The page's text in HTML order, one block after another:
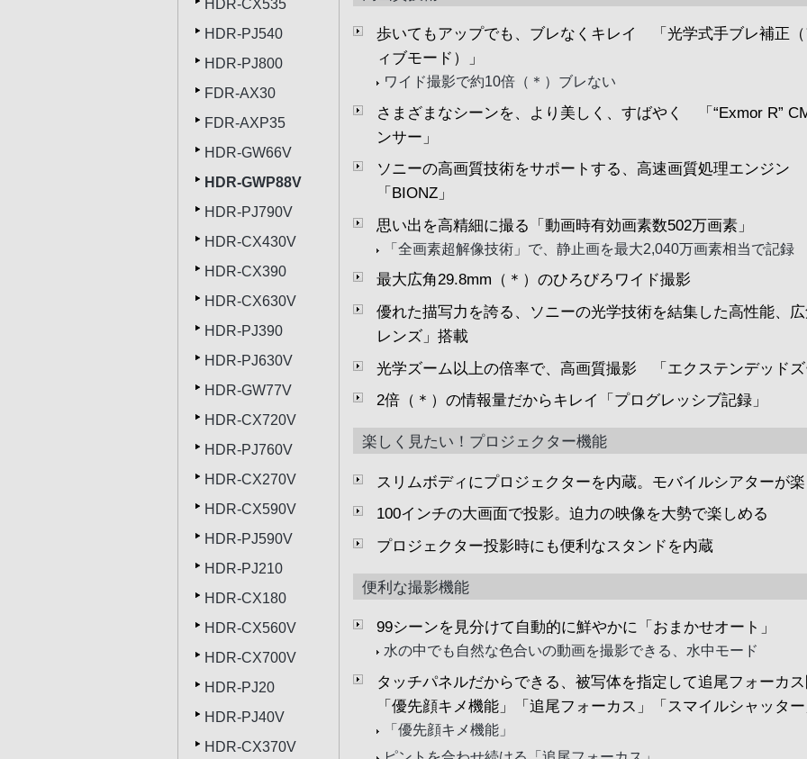
HDR-CX535
HDR-PJ540
HDR-PJ800
FDR-AX30
FDR-AXP35
HDR-GW66V
HDR-GWP88V
HDR-PJ790V
HDR-CX430V
HDR-CX390
HDR-CX630V
HDR-PJ390
HDR-PJ630V
HDR-GW77V
HDR-CX720V
HDR-PJ760V
HDR-CX270V
HDR-CX590V
HDR-PJ590V
HDR-PJ210
HDR-CX180
HDR-CX560V
HDR-CX700V
HDR-PJ20
HDR-PJ40V
HDR-CX370V
歩いてもアップでも、ブレなくキレイ 「光学式手ブレ補正
ィブモード）」
ワイド撮影で約10倍（＊）ブレない
さまざまなシーンを、より美しく、すばやく 「“Exmor R”
ンサー」
ソニーの高画質技術をサポートする、高速画質処理エンジン
「BIONZ」
思い出を高精細に撮る「動画時有効画素数502万画素」
「全画素超解像技術」で、静止画を最大2,040万画素相当で記録
最大広角29.8mm（＊）のひろびろワイド撮影
優れた描写力を誇る、ソニーの光学技術を結集した高性能、
レンズ」搭載
光学ズーム以上の倍率で、高画質撮影 「エクステンデッドズ
2倍（＊）の情報量だからキレイ「プログレッシブ記録」
楽しく見たい！プロジェクター機能
スリムボディにプロジェクターを内蔵。モバイルシアターが
100インチの大画面で投影。迫力の映像を大勢で楽しめる
プロジェクター投影時にも便利なスタンドを内蔵
便利な撮影機能
99シーンを見分けて自動的に鮮やかに「おまかせオート」
水の中でも自然な色合いの動画を撮影できる、水中モード
タッチパネルだからできる、被写体を指定して追尾フォーカ
「優先顔キメ機能」「追尾フォーカス」「スマイルシャッター
「優先顔キメ機能」